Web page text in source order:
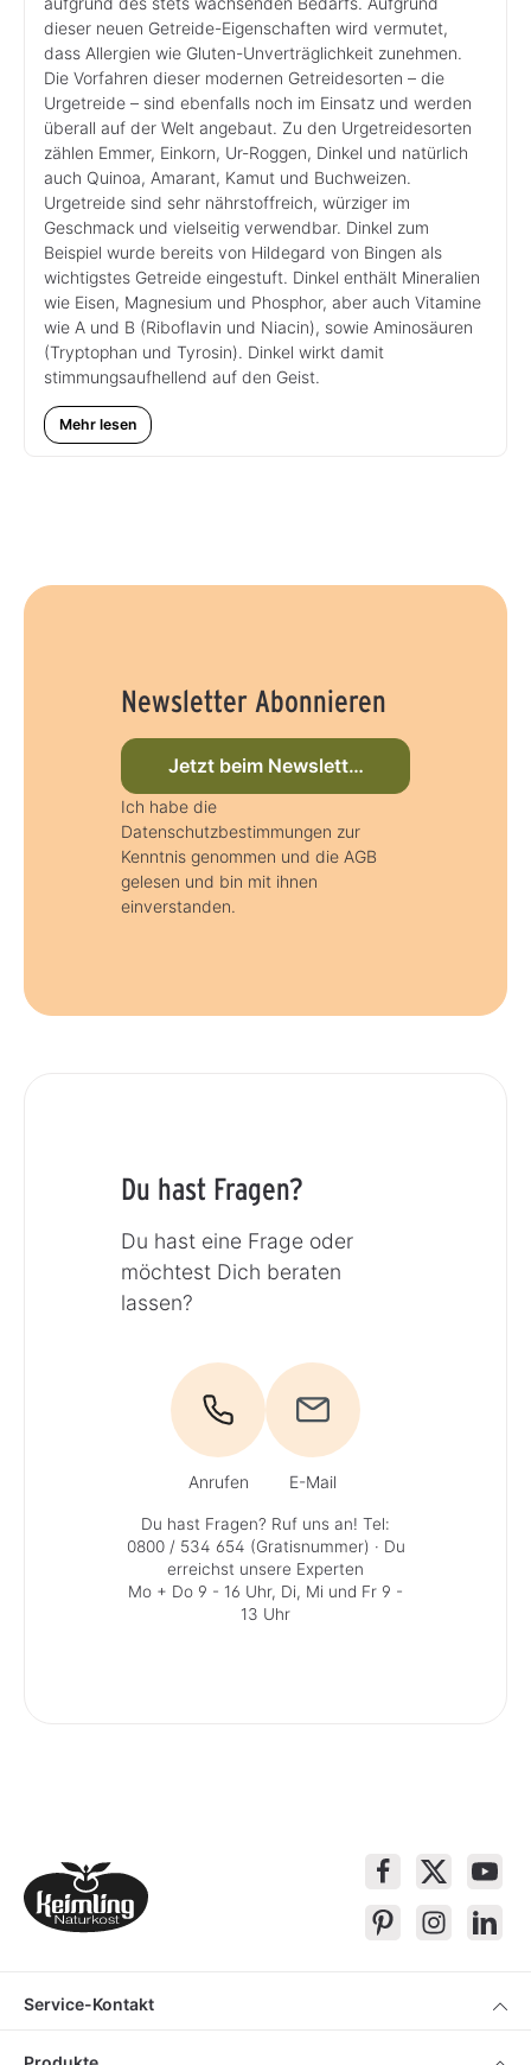
dieser neuen Getreide-Eigenschaften wird vermutet,
dass Allergien wie Gluten-Unverträglichkeit zunehmen.
Die Vorfahren dieser modernen Getreidesorten – die
Urgetreide – sind ebenfalls noch im Einsatz und werden
überall auf der Welt angebaut. Zu den Urgetreidesorten
zählen Emmer, Einkorn, Ur-Roggen, Dinkel und natürlich
auch Quinoa, Amarant, Kamut und Buchweizen.
Urgetreide sind sehr nährstoffreich, würziger im
Geschmack und vielseitig verwendbar. Dinkel zum
Beispiel wurde bereits von Hildegard von Bingen als
wichtigstes Getreide eingestuft. Dinkel enthält Mineralien
wie Eisen, Magnesium und Phosphor, aber auch Vitamine
wie A und B (Riboflavin und Niacin), sowie Aminosäuren
(Tryptophan und Tyrosin). Dinkel wirkt damit
stimmungsaufhellend auf den Geist.
Mehr lesen
Newsletter Abonnieren
Jetzt beim Newsletter anmelden
Ich habe die
Datenschutzbestimmungen zur
Kenntnis genommen und die AGB
gelesen und bin mit ihnen
einverstanden.
Du hast Fragen?
Du hast eine Frage oder
möchtest Dich beraten
lassen?
Anrufen E-Mail
Du hast Fragen? Ruf uns an! Tel:
0800 / 534 654 (Gratisnummer) · Du
erreichst unsere Experten
Mo + Do 9 - 16 Uhr, Di, Mi und Fr 9 -
13 Uhr
Service-Kontakt